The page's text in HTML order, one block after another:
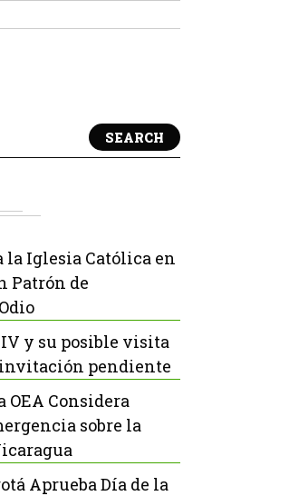
SEARCH
la Iglesia Católica en
Patrón de
y su posible visita
pendiente
OEA Considera
sobre la
Aprueba Día de la